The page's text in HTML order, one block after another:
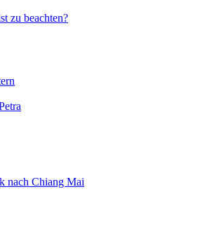
zu beachten?
nach Chiang Mai